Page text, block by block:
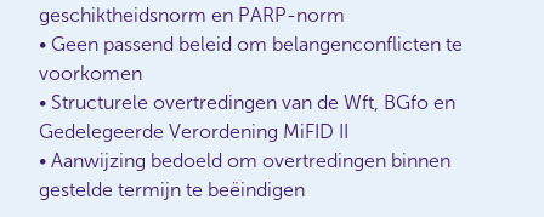
geschiktheidsnorm en PARP-norm
• Geen passend beleid om belangenconflicten te
voorkomen
• Structurele overtredingen van de Wft, BGfo en
Gedelegeerde Verordening MiFID II
• Aanwijzing bedoeld om overtredingen binnen
gestelde termijn te beëindigen